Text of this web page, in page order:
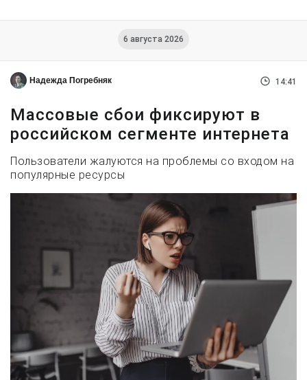
6 августа 2026
Надежда Погребняк 14:41
Массовые сбои фиксируют в
российском сегменте интернета
Пользователи жалуются на проблемы со входом на
популярные ресурсы